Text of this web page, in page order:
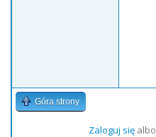
Góra strony
Zaloguj sięalbo